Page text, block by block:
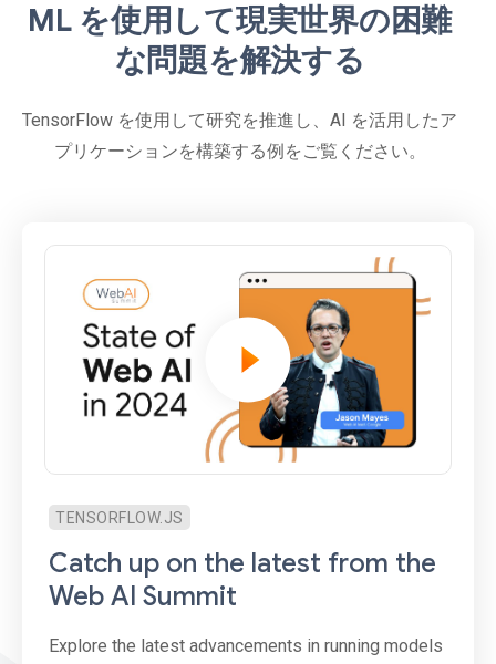
ML を使用して現実世界の困難
な問題を解決する
TensorFlow を使用して研究を推進し、AI を活用したア
プリケーションを構築する例をご覧ください。
TENSORFLOW.JS
Catch up on the latest from the
Web AI Summit
Explore the latest advancements in running models